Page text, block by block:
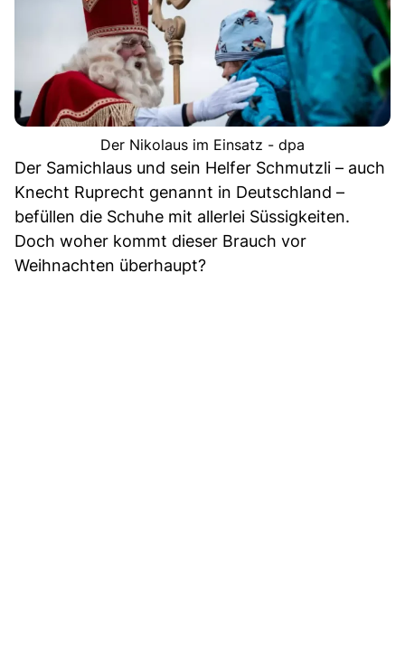
Der Nikolaus im Einsatz - dpa
Der Samichlaus und sein Helfer Schmutzli – auch
Knecht Ruprecht genannt in Deutschland –
befüllen die Schuhe mit allerlei Süssigkeiten.
Doch woher kommt dieser Brauch vor
Weihnachten überhaupt?